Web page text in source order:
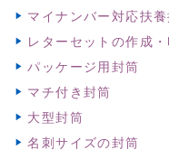
マイナンバー対応扶
レターセットの作成・
パッケージ用封筒
マチ付き封筒
大型封筒
名刺サイズの封筒